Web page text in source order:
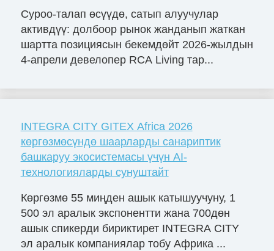
Суроо-талап өсүүдө, сатып алуучулар
активдүү: долбоор рынок жанданып жаткан
шартта позициясын бекемдөйт 2026-жылдын
4-апрели девелопер RCA Living тар...
INTEGRA CITY GITEX Africa 2026
көргөзмөсүндө шаарларды санариптик
башкаруу экосистемасы үчүн AI-
технологияларды сунуштайт
Көргөзмө 55 миңден ашык катышуучуну, 1
500 эл аралык экспонентти жана 700дөн
ашык спикерди бириктирет INTEGRA CITY
эл аралык компаниялар тобу Африка ...